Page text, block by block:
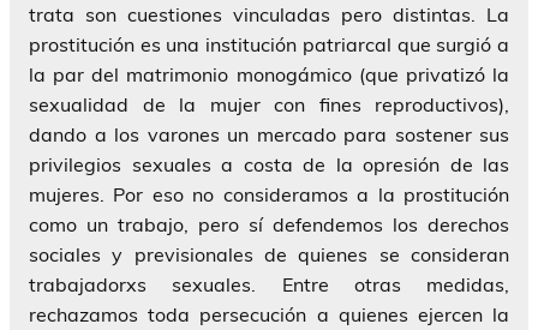
trata son cuestiones vinculadas pero distintas. La
prostitución es una institución patriarcal que surgió a
la par del matrimonio monogámico (que privatizó la
sexualidad de la mujer con fines reproductivos),
dando a los varones un mercado para sostener sus
privilegios sexuales a costa de la opresión de las
mujeres. Por eso no consideramos a la prostitución
como un trabajo, pero sí defendemos los derechos
sociales y previsionales de quienes se consideran
trabajadorxs sexuales. Entre otras medidas,
rechazamos toda persecución a quienes ejercen la